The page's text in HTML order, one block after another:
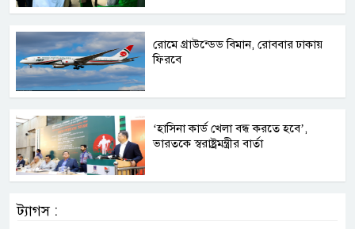
রোমে গ্রাউন্ডেড বিমান, রোববার ঢাকায়
ফিরবে
‘হাসিনা কার্ড খেলা বন্ধ করতে হবে’,
ভারতকে স্বরাষ্ট্রমন্ত্রীর বার্তা
ট্যাগস :